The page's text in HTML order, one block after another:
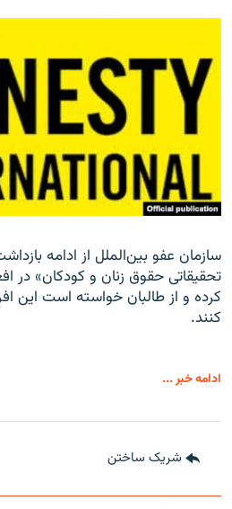
سازمان عفو بین‌الملل از ادامه
تحقیقاتی حقوق زنان و کودکان» در
کرده و از طالبان خواسته است این
کنند.
ادامه خبر ...
شریک ساختن